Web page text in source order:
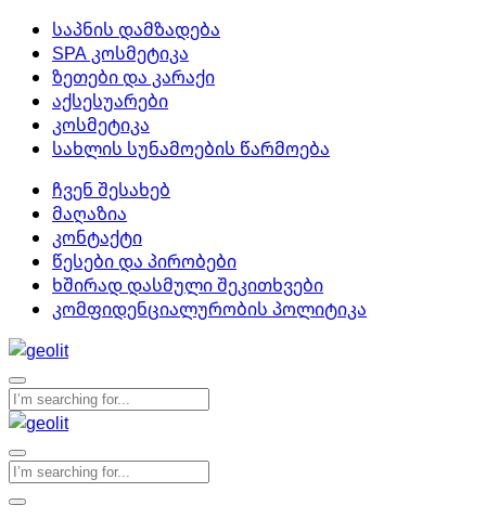
საპნის დამზადება
SPA კოსმეტიკა
ზეთები და კარაქი
აქსესუარები
კოსმეტიკა
სახლის სუნამოების წარმოება
ჩვენ შესახებ
მაღაზია
კონტაქტი
წესები და პირობები
ხშირად დასმული შეკითხვები
კომფიდენციალურობის პოლიტიკა